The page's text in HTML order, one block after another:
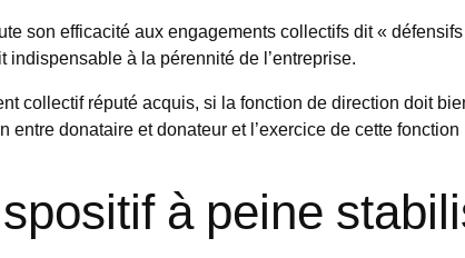
son efficacité aux engagements collectifs dit «
à la pérennité de l’entreprise.
collectif réputé acquis, si la fonction de direction doit
donataire et donateur et l’exercice de cette
à peine